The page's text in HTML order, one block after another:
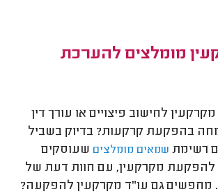
מומלצים להערכת
לחישוב פיצויים או עורך דין
בהפקעת קרקעות? בדיוק בשביל
רשימת שמאים מומלצים שעוסקים
להפקעת מקרקעין, עם חוות דעת של
מחפשים גם עו"ד מקרקעין להפקעה?